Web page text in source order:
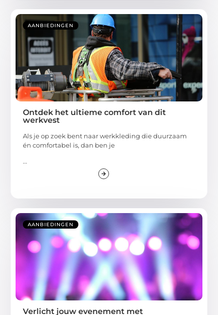
AANBIEDINGEN
Ontdek het ultieme comfort van dit
werkvest
Als je op zoek bent naar werkkleding die duurzaam
én comfortabel is, dan ben je
...
AANBIEDINGEN
Verlicht jouw evenement met